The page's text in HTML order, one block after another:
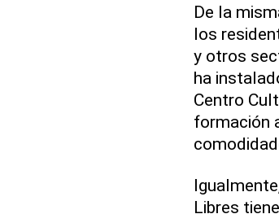
De la
los
y otros
ha
Centro
formación
Libres